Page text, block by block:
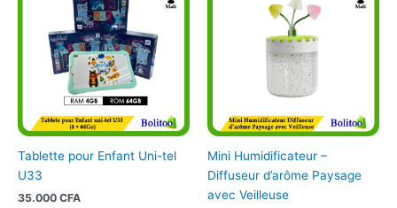
Tablette pour Enfant Uni-tel
U33
35.000 CFA
Mini Humidificateur –
Diffuseur d’arôme Paysage
avec Veilleuse